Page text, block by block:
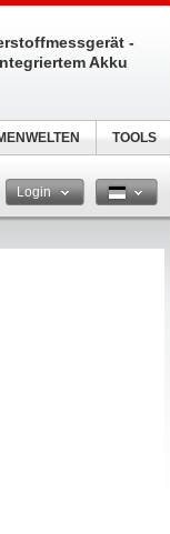
Login
-
Akku
TOOLS